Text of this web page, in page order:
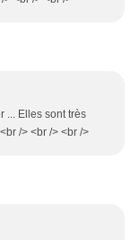
... Elles sont très
/> <br /> <br />